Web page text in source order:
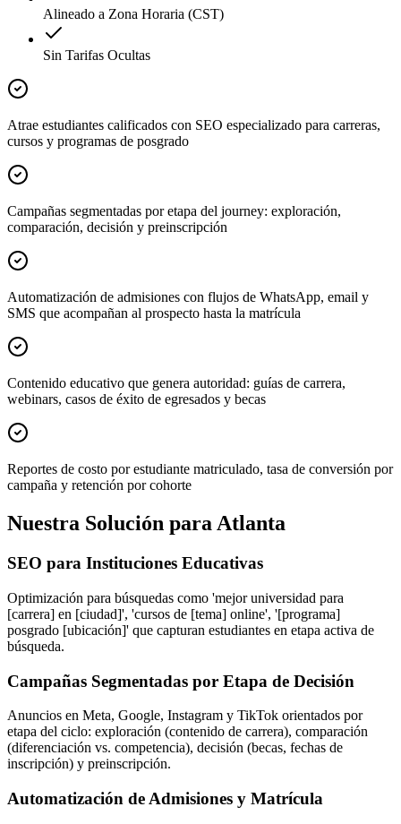
Alineado a Zona Horaria (CST)
Sin Tarifas Ocultas
Atrae estudiantes calificados con SEO especializado para carreras,
cursos y programas de posgrado
Campañas segmentadas por etapa del journey: exploración,
comparación, decisión y preinscripción
Automatización de admisiones con flujos de WhatsApp, email y
SMS que acompañan al prospecto hasta la matrícula
Contenido educativo que genera autoridad: guías de carrera,
webinars, casos de éxito de egresados y becas
Reportes de costo por estudiante matriculado, tasa de conversión por
campaña y retención por cohorte
Nuestra Solución para Atlanta
SEO para Instituciones Educativas
Optimización para búsquedas como 'mejor universidad para
[carrera] en [ciudad]', 'cursos de [tema] online', '[programa]
posgrado [ubicación]' que capturan estudiantes en etapa activa de
búsqueda.
Campañas Segmentadas por Etapa de Decisión
Anuncios en Meta, Google, Instagram y TikTok orientados por
etapa del ciclo: exploración (contenido de carrera), comparación
(diferenciación vs. competencia), decisión (becas, fechas de
inscripción) y preinscripción.
Automatización de Admisiones y Matrícula